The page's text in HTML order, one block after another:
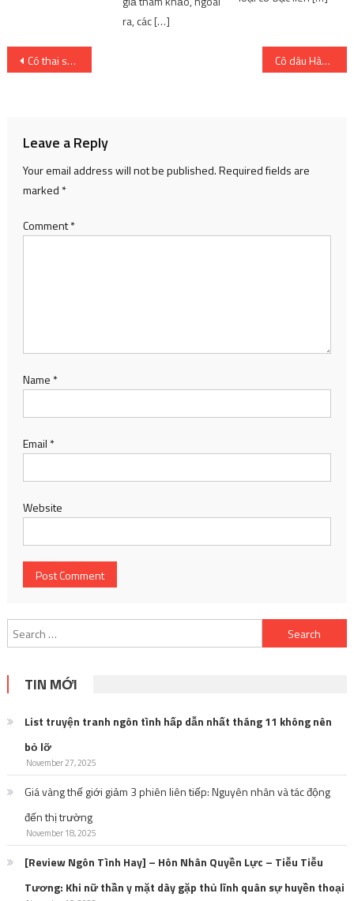
ra, các […]
Post
Có thai sau khi phá thai Cô dâu Hàn Quốc như nô lệ trong Tết Trung thu
Leave a Reply
Your email address will not be published.Required fields are
marked *
Comment*
Name *
Email *
Website
Search
for:
TIN MỚI
List truyện tranh ngôn tình hấp dẫn nhất tháng 11 không nên
bỏ lỡ
November 27, 2025
Giá vàng thế giới giảm 3 phiên liên tiếp: Nguyên nhân và tác động
đến thị trường
November 18, 2025
[Review Ngôn Tình Hay] – Hôn Nhân Quyền Lực – Tiễu Tiễu
Tương: Khi nữ thần y mặt dày gặp thủ lĩnh quân sự huyền thoại